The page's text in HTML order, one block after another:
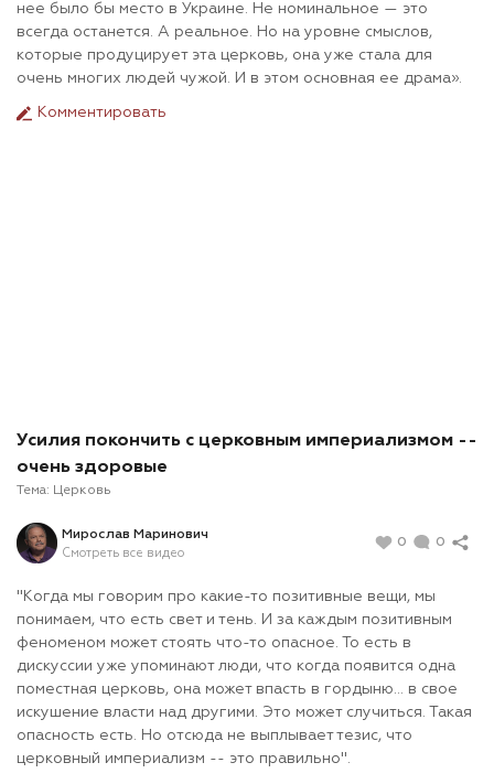
нее было бы место в Украине. Не номинальное — это
всегда останется. А реальное. Но на уровне смыслов,
которые продуцирует эта церковь, она уже стала для
очень многих людей чужой. И в этом основная ее драма».
Комментировать
Усилия покончить с церковным империализмом --
очень здоровые
Тема: Церковь
Мирослав Маринович
Смотреть все видео
0 0
"Когда мы говорим про какие-то позитивные вещи, мы
понимаем, что есть свет и тень. И за каждым позитивным
феноменом может стоять что-то опасное. То есть в
дискуссии уже упоминают люди, что когда появится одна
поместная церковь, она может впасть в гордыню... в свое
искушение власти над другими. Это может случиться. Такая
опасность есть. Но отсюда не выплывает тезис, что
церковный империализм -- это правильно".